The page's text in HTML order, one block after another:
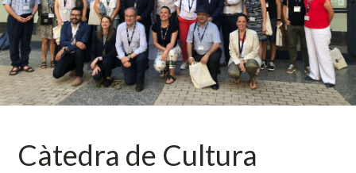
Càtedra de Cultura